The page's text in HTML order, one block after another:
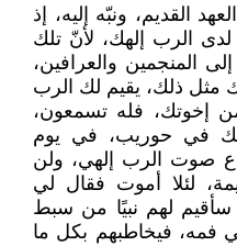
القديم، ونبّه إليه، إذ
الرب إلهك، لأنّ تلك
المنجمين والعرافين،
مثل ذلك، يقيم لك الرب
إخوتك، فله تسمعون،
في حوريب، في يوم
صوت الرب إلهي، ولن
لئلا أموت فقال لي
سأقيم لهم نبيًا من سبط
فمه، فيخاطبهم بكل ما